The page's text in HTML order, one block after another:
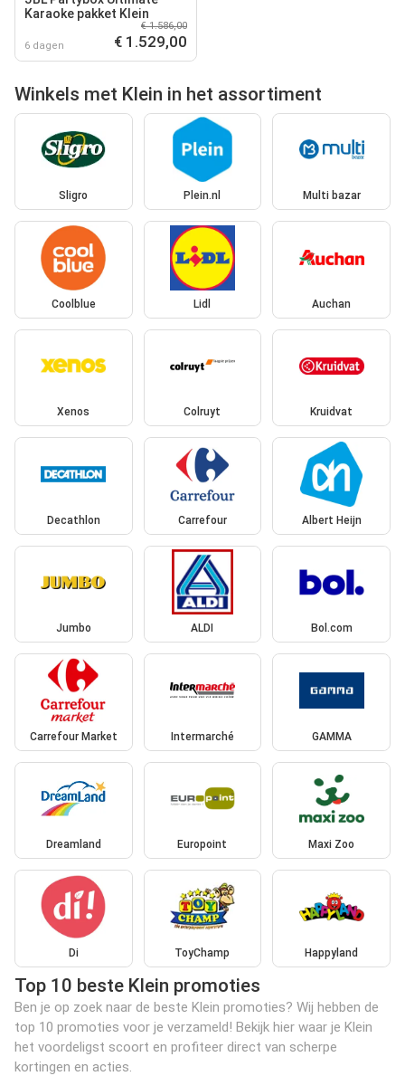
Karaoke pakket Klein
6 dagen
€ 1.586,00
€ 1.529,00
Winkels met Klein in het assortiment
Sligro Plein.nl Multi bazar
Coolblue Lidl Auchan
Xenos Colruyt Kruidvat
Decathlon Carrefour Albert Heijn
Jumbo ALDI Bol.com
Carrefour Market Intermarché GAMMA
Dreamland Europoint Maxi Zoo
Di ToyChamp Happyland
Top 10 beste Klein promoties
Ben je op zoek naar de beste Klein promoties? Wij hebben de
top 10 promoties voor je verzameld! Bekijk hier waar je Klein
het voordeligst scoort en profiteer direct van scherpe
kortingen en acties.